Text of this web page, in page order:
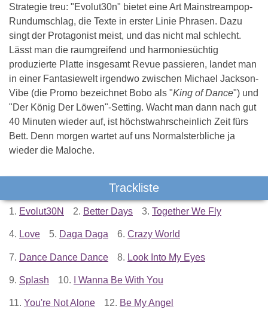
Strategie treu: "Evolut30n" bietet eine Art Mainstreampop-
Rundumschlag, die Texte in erster Linie Phrasen. Dazu
singt der Protagonist meist, und das nicht mal schlecht.
Lässt man die raumgreifend und harmoniesüchtig
produzierte Platte insgesamt Revue passieren, landet man
in einer Fantasiewelt irgendwo zwischen Michael Jackson-
Vibe (die Promo bezeichnet Bobo als "King of Dance") und
"Der König Der Löwen"-Setting. Wacht man dann nach gut
40 Minuten wieder auf, ist höchstwahrscheinlich Zeit fürs
Bett. Denn morgen wartet auf uns Normalsterbliche ja
wieder die Maloche.
Trackliste
1. Evolut30N 2. Better Days 3. Together We Fly
4. Love 5. Daga Daga 6. Crazy World
7. Dance Dance Dance 8. Look Into My Eyes
9. Splash 10. I Wanna Be With You
11. You're Not Alone 12. Be My Angel